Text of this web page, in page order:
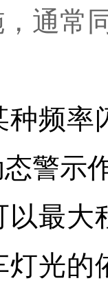
通常
频率
警示
最大
光的